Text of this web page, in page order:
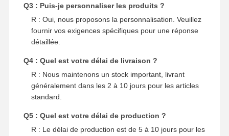
Q3 : Puis-je personnaliser les produits ?
R : Oui, nous proposons la personnalisation. Veuillez
fournir vos exigences spécifiques pour une réponse
détaillée.
Q4 : Quel est votre délai de livraison ?
R : Nous maintenons un stock important, livrant
généralement dans les 2 à 10 jours pour les articles
standard.
Q5 : Quel est votre délai de production ?
R : Le délai de production est de 5 à 10 jours pour les